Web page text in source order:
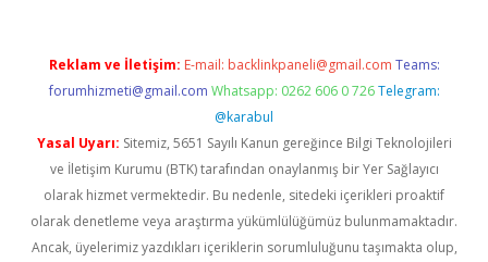
Reklam ve İletişim: E-mail: backlinkpaneli@gmail.com Teams:
forumhizmeti@gmail.com Whatsapp: 0262 606 0 726 Telegram:
@karabul
Yasal Uyarı: Sitemiz, 5651 Sayılı Kanun gereğince Bilgi Teknolojileri
ve İletişim Kurumu (BTK) tarafından onaylanmış bir Yer Sağlayıcı
olarak hizmet vermektedir. Bu nedenle, sitedeki içerikleri proaktif
olarak denetleme veya araştırma yükümlülüğümüz bulunmamaktadır.
Ancak, üyelerimiz yazdıkları içeriklerin sorumluluğunu taşımakta olup,